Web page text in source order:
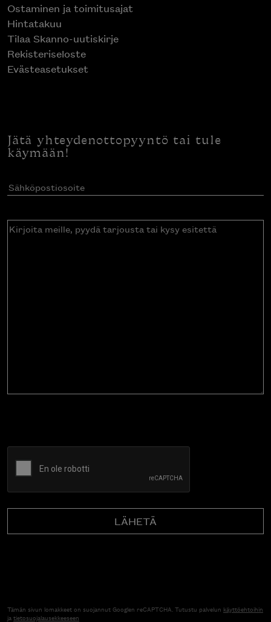
Ostaminen ja toimitusajat
Hintatakuu
Tilaa Skanno-uutiskirje
Rekisteriseloste
Evästeasetukset
Jätä yhteydenottopyyntö tai tule
käymään!
Sähköpostiosoite(Pakollinen)
Kirjoita
Tämän sivun lomakkeet on suojannut Googlen reCAPTCHA. Tutustu palvelun käyttöehtoihin
jatietosuojalausekkeeseen